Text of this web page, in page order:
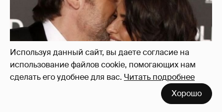
Используя данный сайт, вы даете согласие на
использование файлов cookie, помогающих нам
сделать его удобнее для вас. Читать подробнее
Хорошо